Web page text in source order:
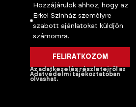
Hozzájárulok ahhoz, hogy az
Erkel Színház személyre
szabott ajánlatokat küldjön
számomra.
FELIRATKOZOM
Az adatkezelés részleteiről az
Adatvédelmi tájékoztatóban
olvashat.